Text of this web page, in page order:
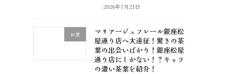
2026年7月21日
お茶
マリアージュフレール銀座松
屋通り店へ大遠征！驚きの茶
葉の出会いばかり！銀座松屋
通り店にしかない！？キャラ
の濃い茶葉を紹介！